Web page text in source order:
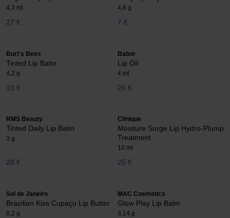
4,3 ml
27 €
4,8 g
7 €
Burt's Bees
Tinted Lip Balm
4,2 g
10 €
Babor
Lip Oil
4 ml
26 €
RMS Beauty
Tinted Daily Lip Balm
3 g
28 €
Clinique
Moisture Surge Lip Hydro-Plump
Treatment
10 ml
25 €
Sol de Janeiro
Brazilian Kiss Cupaçu Lip Butter
6,2 g
MAC Cosmetics
Glow Play Lip Balm
3,14 g